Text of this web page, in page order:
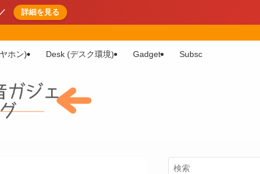
詳細を見る
ホン) Desk (デスク環境) Gadget Subsc